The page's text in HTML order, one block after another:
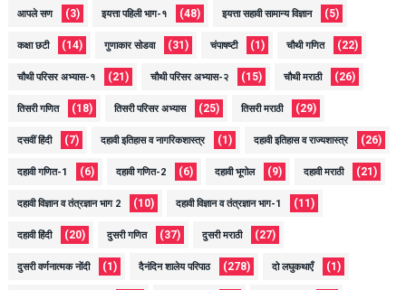
आपले सण (3) इयत्ता पहिली भाग-१ (48) इयत्ता सहावी सामान्य विज्ञान (5)
कक्षा छटी (14) गुणाकार सोडवा (31) चंपाषष्टी (1) चौथी गणित (22)
चौथी परिसर अभ्यास-१ (21) चौथी परिसर अभ्यास-२ (15) चौथी मराठी (26)
तिसरी गणित (18) तिसरी परिसर अभ्यास (25) तिसरी मराठी (29)
दसवीं हिंदी (7) दहावी इतिहास व नागरिकशास्त्र (1) दहावी इतिहास व राज्यशास्त्र (26)
दहावी गणित-1 (6) दहावी गणित-2 (6) दहावी भूगोल (9) दहावी मराठी (21)
दहावी विज्ञान व तंत्रज्ञान भाग 2 (10) दहावी विज्ञान व तंत्रज्ञान भाग-1 (11)
दहावी हिंदी (20) दुसरी गणित (37) दुसरी मराठी (27)
दुसरी वर्णनात्मक नोंदी (1) दैनंदिन शालेय परिपाठ (278) दो लघुकथाएँ (1)